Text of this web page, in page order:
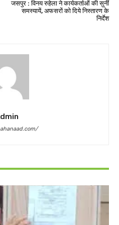
जसपुर : विनय रुहेला ने कार्यकर्ताओं की सुनीं
समस्यायें, अफसरों को दिये निस्तारण के
निर्देश